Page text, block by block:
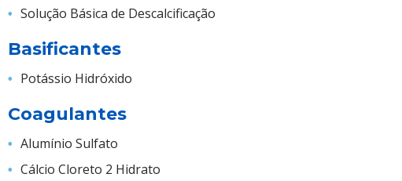
Solução Básica de Descalcificação
Basificantes
Potássio Hidróxido
Coagulantes
Alumínio Sulfato
Cálcio Cloreto 2 Hidrato